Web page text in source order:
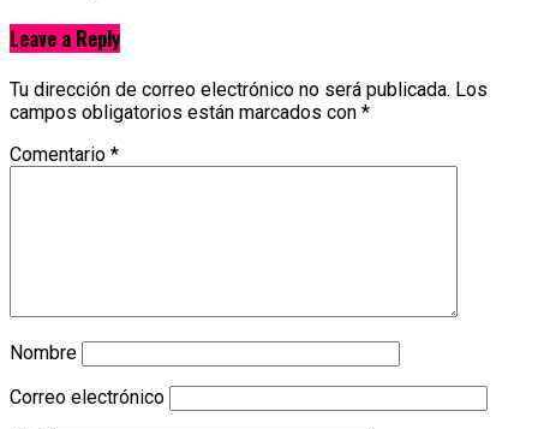
Leave a Reply
Tu dirección de correo electrónico no será publicada. Los
campos obligatorios están marcados con *
Comentario *
Nombre
Correo electrónico